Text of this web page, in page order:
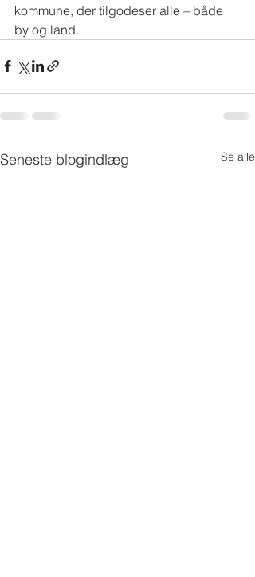
kommune, der tilgodeser alle – både
by og land.
Seneste blogindlæg Se alle